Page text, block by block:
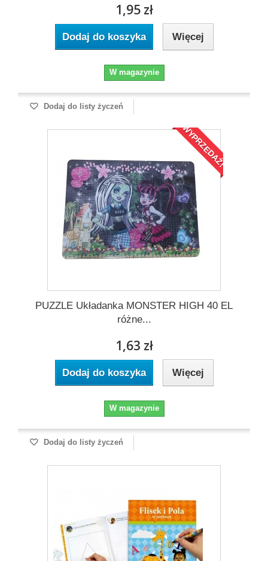
1,95 zł
Dodaj do koszyka Więcej
W magazynie
Dodaj do listy życzeń
WYPRZEDAŻ!
PUZZLE Układanka MONSTER HIGH 40 EL
różne...
1,63 zł
Dodaj do koszyka Więcej
W magazynie
Dodaj do listy życzeń